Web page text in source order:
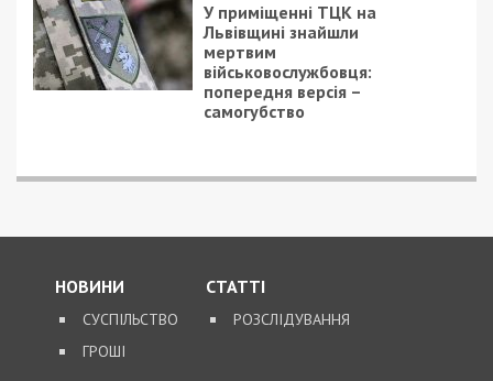
Понятно, что в наш электронный век много
«коллег» не гнушаются взять пост из Фейсбука,
приправить жгучим заголовком, объявить
«новостью», а фейковый аккаунт в соцсети —
известным журналистом. А проверять-то факты
которым лишь бы посетителей на сайт нагнать?
непрофессионализма коллег.